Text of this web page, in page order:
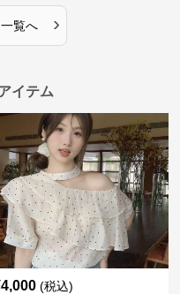
覧へ ›
イテム
4,000 (税込)